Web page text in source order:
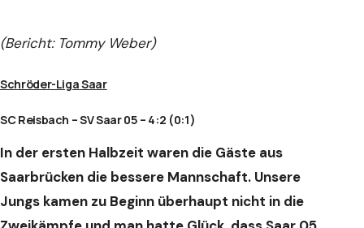
(Bericht: Tommy Weber)
Schröder-Liga Saar
SC Reisbach – SV Saar 05 – 4:2 (0:1)
In der ersten Halbzeit waren die Gäste aus
Saarbrücken die bessere Mannschaft. Unsere
Jungs kamen zu Beginn überhaupt nicht in die